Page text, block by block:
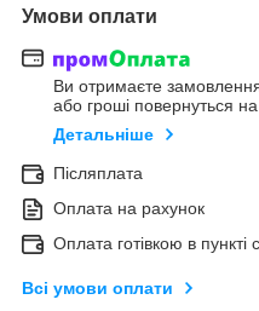
Умови оплати
Ви отримаєте
або гроші повернуться
Детальніше
Післяплата
Оплата на рахунок
Оплата готівкою в пункті
Всі умови оплати